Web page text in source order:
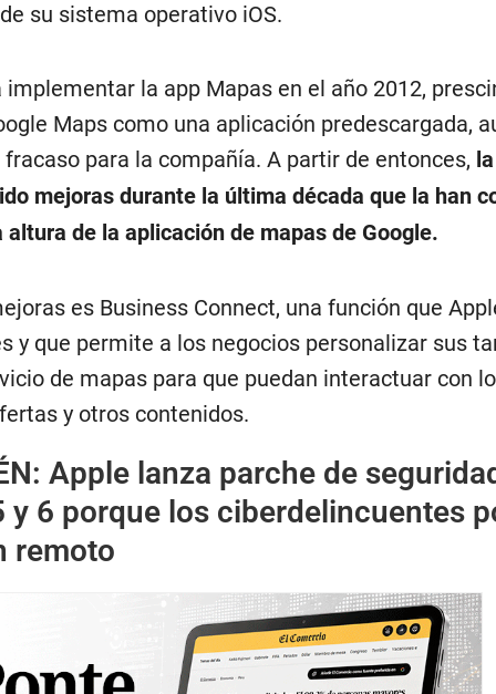
su sistema operativo iOS.
la app Mapas en el año 2012,
Maps como una aplicación predescargada,
para la compañía. A partir de entonces,
mejoras durante la última década que la han
de la aplicación de mapas de Google.
es Business Connect, una función que
y que permite a los negocios personalizar sus
de mapas para que puedan interactuar con
y otros contenidos.
Apple lanza parche de
y 6 porque los ciberdelincuentes
remoto